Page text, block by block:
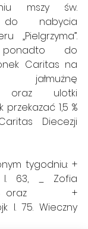
mszy św.
do nabycia
„Pielgrzyma”.
ponadto do
Caritas na
jałmużnę
oraz ulotki
1,5 %
Diecezji
tygodniu: +
l. 63, _ Zofia
oraz       +
l. 75. Wieczny